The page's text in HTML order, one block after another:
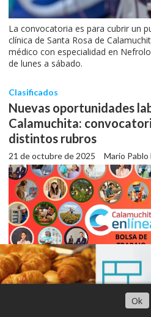
La convocatoria es para cubrir un
clínica de Santa Rosa de
médico con especialidad en
de lunes a sábado.
Nuevas oportunidades
Calamuchita:
distintos rubros
Mario Pablo
Clasificados
21 de octubre de 2025
Ok